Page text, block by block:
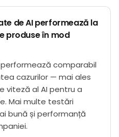
de AI performează la
produse în mod
comparabil
cazurilor — mai ales
viteză al AI pentru a
Mai multe testări
bună și performanță